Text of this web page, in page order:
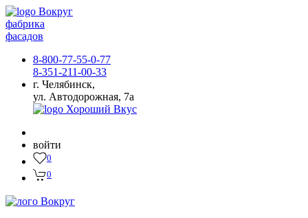
фабрика
фасадов
8-800-77-55-0-77
8-351-211-00-33
г. Челябинск,
ул. Автодорожная, 7а
войти
0
0